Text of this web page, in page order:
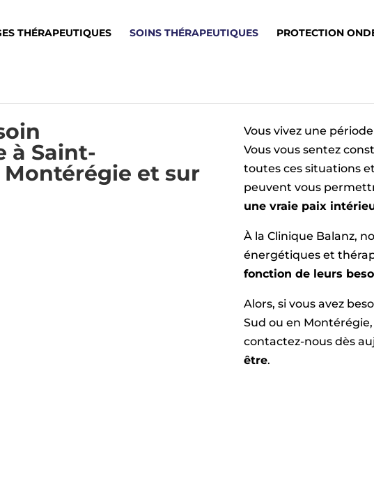
THÉRAPEUTIQUES SOINS THÉRAPEUTIQUES PROTECTION
à Saint-
et sur
Vous vivez une
Vous vous sentez
toutes ces situations
peuvent vous
une vraie paix
À la Clinique Balanz,
énergétiques et
fonction de leurs
Alors, si vous avez
Sud ou en
contactez-nous dès
être.